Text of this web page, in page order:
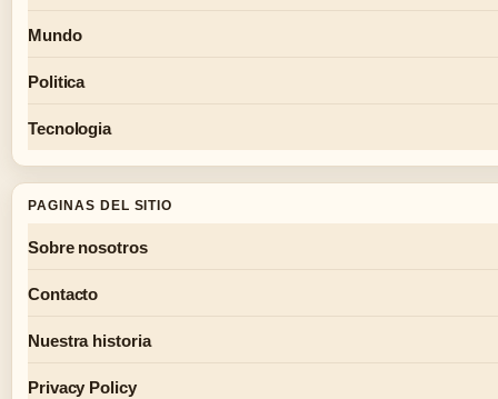
Mundo
Politica
Tecnologia
PAGINAS DEL SITIO
Sobre nosotros
Contacto
Nuestra historia
Privacy Policy